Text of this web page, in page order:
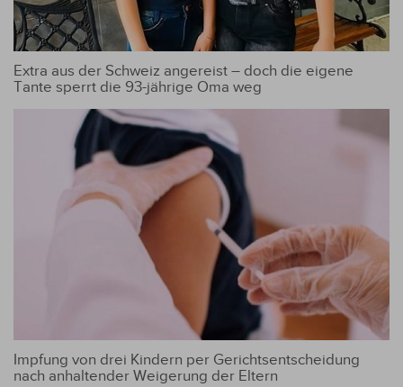
Extra aus der Schweiz angereist – doch die eigene
Tante sperrt die 93-jährige Oma weg
Impfung von drei Kindern per Gerichtsentscheidung
nach anhaltender Weigerung der Eltern